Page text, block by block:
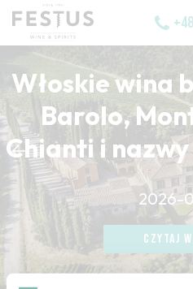
Włoskie wina
Barolo,
Chianti i
2026-
CZYTAJ
CZYTAJ
CZYTAJ